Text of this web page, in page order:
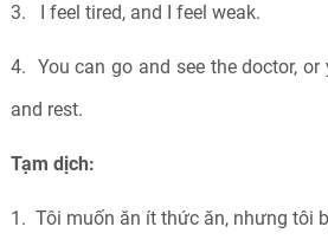
3. I feel tired, and I feel weak.
4. You can go and see the doctor,
and rest.
Tạm dịch:
1. Tôi muốn ăn ít thức ăn, nhưng tôi